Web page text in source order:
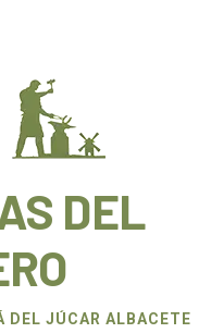
DEL
DEL JÚCAR ALBACETE